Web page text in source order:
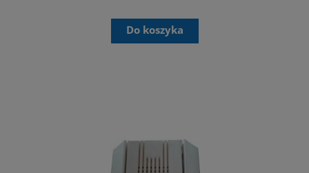
Do koszyka